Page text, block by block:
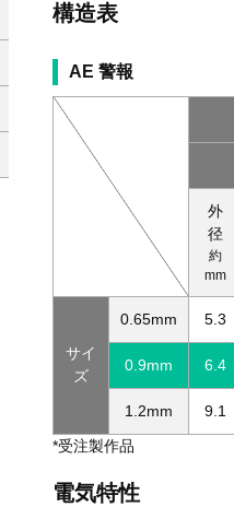
構造表
AE 警報
外
径
約
mm
サイ
ズ
0.65mm 5.3
0.9mm 6.4
1.2mm 9.1
*受注製作品
電気特性